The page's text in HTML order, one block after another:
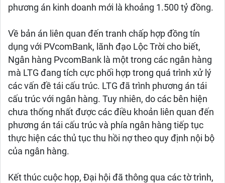
phương án kinh doanh mới là khoảng 1.500 tỷ đồng.
Về bản án liên quan đến tranh chấp hợp đồng tín
dụng với PVcomBank, lãnh đạo Lộc Trời cho biết,
Ngân hàng PvcomBank là một trong các ngân hàng
mà LTG đang tích cực phối hợp trong quá trình xử lý
các vấn đề tái cấu trúc. LTG đã trình phương án tái
cấu trúc với ngân hàng. Tuy nhiên, do các bên hiện
chưa thống nhất được các điều khoản liên quan đến
phương án tái cấu trúc và phía ngân hàng tiếp tục
thực hiện các thủ tục thu hồi nợ theo quy định nội bộ
của ngân hàng.
Kết thúc cuộc họp, Đại hội đã thông qua các tờ trình,